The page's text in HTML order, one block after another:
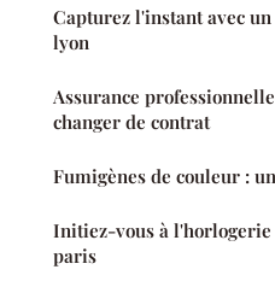
Capturez l'instant avec
lyon
Assurance
changer de contrat
Fumigènes de couleur :
Initiez-vous à
paris